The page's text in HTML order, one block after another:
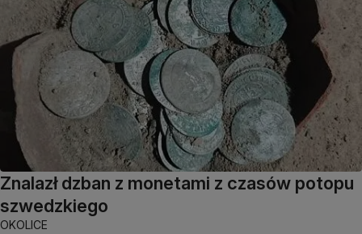
Znalazł dzban z monetami z czasów potopu
szwedzkiego
OKOLICE